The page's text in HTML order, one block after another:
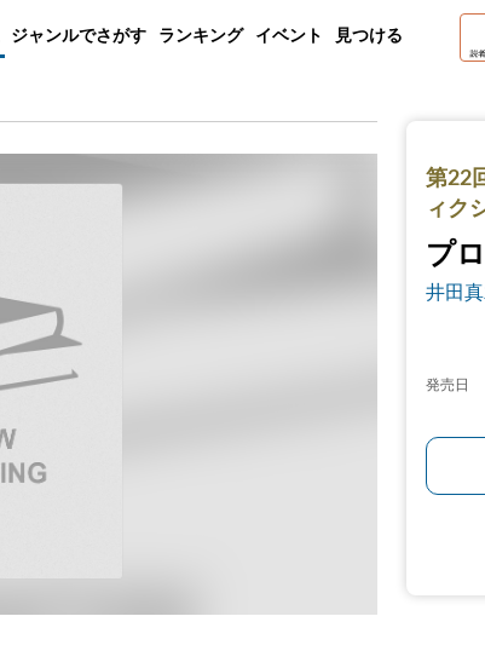
ジャンルでさがす ランキング イベント 見つける
第22
ィク
プ
井田
発売日